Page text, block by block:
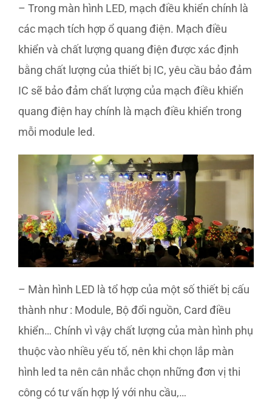
– Trong màn hình LED, mạch điều khiển chính là
các mạch tích hợp ổ quang điện. Mạch điều
khiển và chất lượng quang điện được xác định
bằng chất lượng của thiết bị IC, yêu cầu bảo đảm
IC sẽ bảo đảm chất lượng của mạch điều khiển
quang điện hay chính là mạch điều khiển trong
mỗi module led.
– Màn hình LED là tổ hợp của một số thiết bị cấu
thành như : Module, Bộ đổi nguồn, Card điều
khiển… Chính vì vậy chất lượng của màn hình phụ
thuộc vào nhiều yếu tố, nên khi chọn lắp màn
hình led ta nên cân nhắc chọn những đơn vị thi
công có tư vấn hợp lý với nhu cầu,…